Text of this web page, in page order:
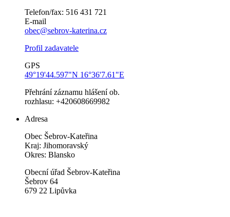
Telefon/fax: 516 431 721
E-mail
obec@sebrov-katerina.cz
Profil zadavatele
GPS
49°19'44.597"N 16°36'7.61"E
Přehrání záznamu hlášení ob.
rozhlasu: +420608669982
Adresa
Obec Šebrov-Kateřina
Kraj: Jihomoravský
Okres: Blansko
Obecní úřad Šebrov-Kateřina
Šebrov 64
679 22 Lipůvka